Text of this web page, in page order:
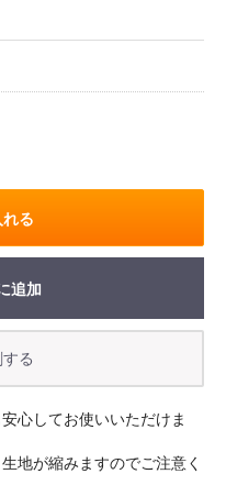
る
カートへ進む
追加
心してお使いいただけま
地が縮みますのでご注意く